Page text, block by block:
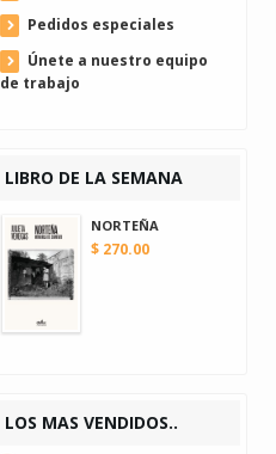
Pedidos especiales
Únete a nuestro equipo
de trabajo
LIBRO DE LA SEMANA
NORTEÑA
$ 270.00
LOS MAS VENDIDOS..